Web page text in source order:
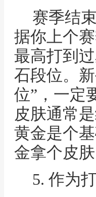
赛季结
据你上个
最高打到
石段位。
位”，一定
皮肤通常
黄金是个
金拿个皮
5. 作为